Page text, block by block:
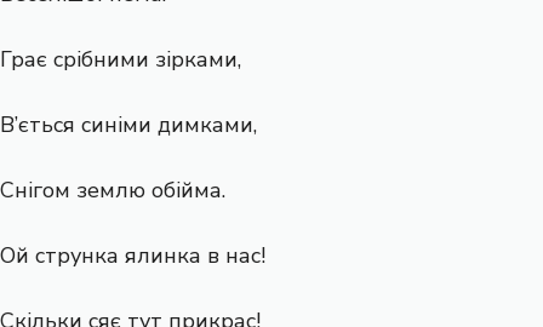
Грає срібними зірками,
В’ється синіми димками,
Снігом землю обійма.
Ой струнка ялинка в нас!
Скільки сяє тут прикрас!